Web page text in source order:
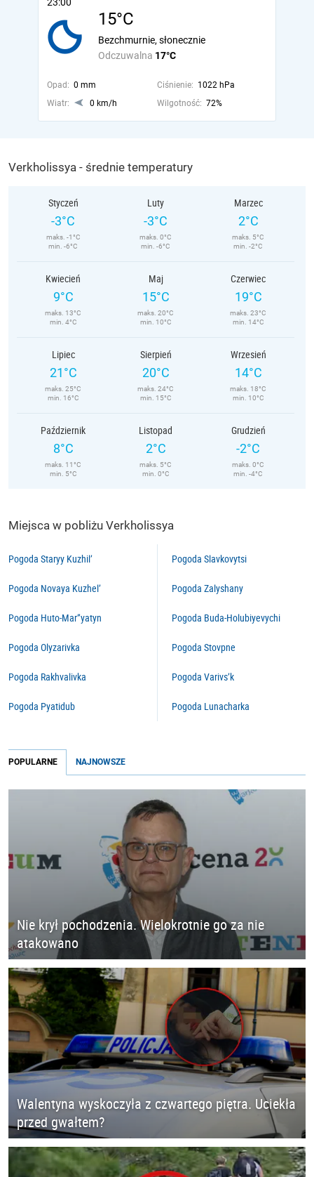
15°C
Odczuwalna 17°C
Bezchmurnie, słonecznie
Opad: 0 mm Ciśnienie: 1022 hPa
Wiatr:
0 km/h Wilgotność: 72%
Verkholissya - średnie temperatury
Styczeń
-3°C
maks. -1°C
min. -6°C
Luty
-3°C
maks. 0°C
min. -6°C
Marzec
2°C
maks. 5°C
min. -2°C
Kwiecień
9°C
maks. 13°C
min. 4°C
Maj
15°C
maks. 20°C
min. 10°C
Czerwiec
19°C
maks. 23°C
min. 14°C
Lipiec
21°C
maks. 25°C
min. 16°C
Sierpień
20°C
maks. 24°C
min. 15°C
Wrzesień
14°C
maks. 18°C
min. 10°C
Październik
8°C
maks. 11°C
min. 5°C
Listopad
2°C
maks. 5°C
min. 0°C
Grudzień
-2°C
maks. 0°C
min. -4°C
Miejsca w pobliżu Verkholissya
Pogoda Staryy Kuzhil’
Pogoda Novaya Kuzhel’
Pogoda Huto-Mar”yatyn
Pogoda Olyzarivka
Pogoda Rakhvalivka
Pogoda Pyatidub
Pogoda Slavkovytsi
Pogoda Zalyshany
Pogoda Buda-Holubiyevychi
Pogoda Stovpne
Pogoda Varivs’k
Pogoda Lunacharka
POPULARNE NAJNOWSZE
Nie krył pochodzenia. Wielokrotnie go za nie
atakowano
Walentyna wyskoczyła z czwartego piętra. Uciekła
przed gwałtem?